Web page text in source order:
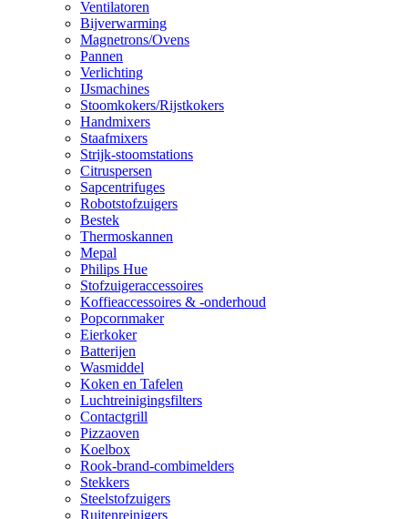
Ventilatoren
Bijverwarming
Magnetrons/Ovens
Pannen
Verlichting
IJsmachines
Stoomkokers/Rijstkokers
Handmixers
Staafmixers
Strijk-stoomstations
Citruspersen
Sapcentrifuges
Robotstofzuigers
Bestek
Thermoskannen
Mepal
Philips Hue
Stofzuigeraccessoires
Koffieaccessoires & -onderhoud
Popcornmaker
Eierkoker
Batterijen
Wasmiddel
Koken en Tafelen
Luchtreinigingsfilters
Contactgrill
Pizzaoven
Koelbox
Rook-brand-combimelders
Stekkers
Steelstofzuigers
Ruitenreinigers